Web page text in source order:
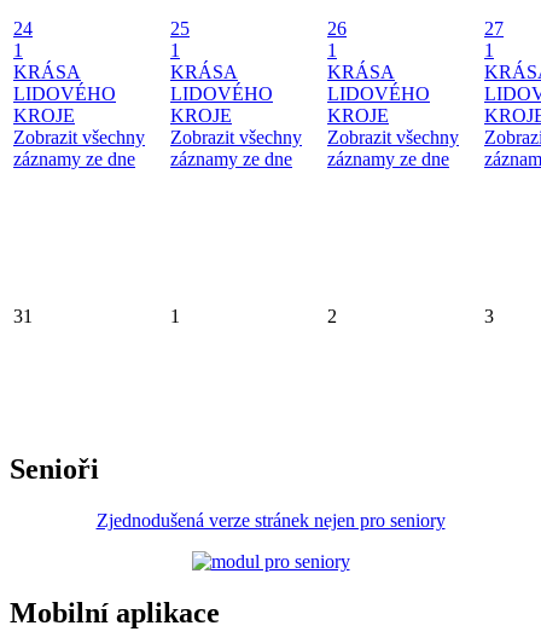
24
1
KRÁSA
LIDOVÉHO
KROJE
Zobrazit všechny
záznamy ze dne
25
1
KRÁSA
LIDOVÉHO
KROJE
Zobrazit všechny
záznamy ze dne
26
1
KRÁSA
LIDOVÉHO
KROJE
Zobrazit všechny
záznamy ze dne
27
1
31 1 2 3
Senioři
Zjednodušená verze stránek nejen pro seniory
Mobilní aplikace